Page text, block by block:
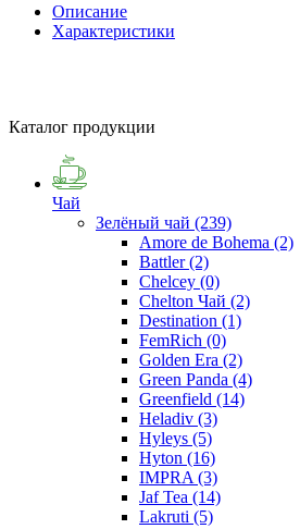
Описание
Характеристики
Каталог продукции
Чай
Зелёный чай (239)
Amore de Bohema (2)
Battler(2)
Chelcey (0)
Chelton Чай (2)
Destination (1)
FemRich (0)
Golden Era (2)
Green Panda (4)
Greenfield (14)
Heladiv (3)
Hyleys (5)
Hyton (16)
IMPRA (3)
Jaf Tea (14)
Lakruti (5)